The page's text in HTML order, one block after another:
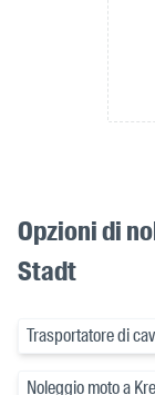
Opzioni di
Stadt
Trasportatore di
Noleggio moto a